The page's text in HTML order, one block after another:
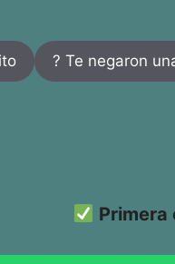
? Te negaron
Primera